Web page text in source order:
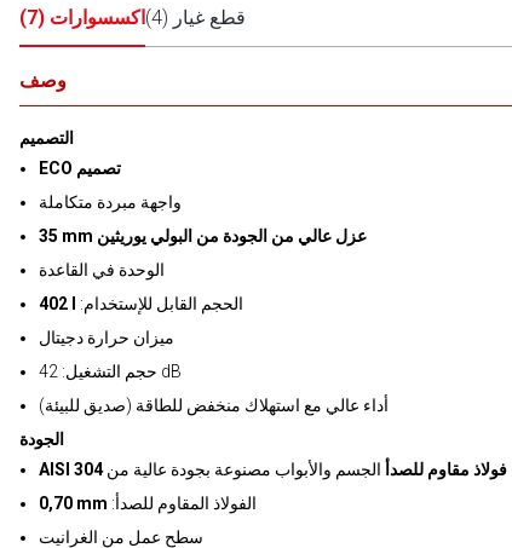
اكسسوارات (
7
) قطع غيار (
4
)
وصف
التصميم
ECO تصميم
واجهة مبردة متكاملة
35 mm عزل عالي من الجودة من البولي يوريثين
الوحدة في القاعدة
402 l
:الحجم القابل للإستخدام
ميزان حرارة دجيتال
حجم التشغيل: 42 dB
أداء عالي مع استهلاك منخفض للطاقة (صديق للبيئة)
الجودة
AISI 304 فولاذ مقاوم للصدأ الجسم والأبواب مصنوعة بجودة عالية من
0,70 mm :الفولاذ المقاوم للصدأ
سطح عمل من الغرانيت